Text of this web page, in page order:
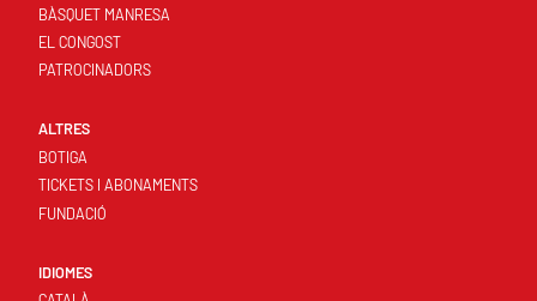
BÀSQUET MANRESA
EL CONGOST
PATROCINADORS
ALTRES
BOTIGA
TICKETS I ABONAMENTS
FUNDACIÓ
IDIOMES